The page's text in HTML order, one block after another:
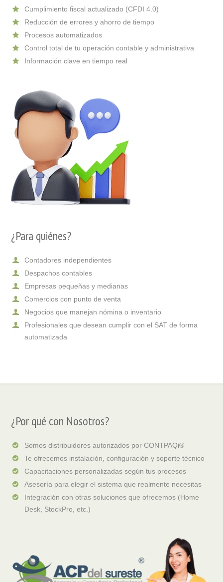
Cumplimiento fiscal actualizado (CFDI 4.0)
Reducción de errores y ahorro de tiempo
Procesos automatizados
Control total de tu operación contable y administrativa
Información clave en tiempo real
¿Para quiénes?
Contadores independientes
Despachos contables
Empresas pequeñas y medianas
Comercios con punto de venta
Negocios que manejan nómina o inventario
Profesionales que desean cumplir con el SAT de forma
automatizada
¿Por qué con Nosotros?
Somos distribuidores autorizados por CONTPAQi®
Te ofrecemos instalación, configuración y soporte técnico
Capacitaciones personalizadas según tus procesos
Asesoría para elegir el sistema que realmente necesitas
Integración con otras soluciones que ofrecemos (Home
Desk, StockPro, etc.)